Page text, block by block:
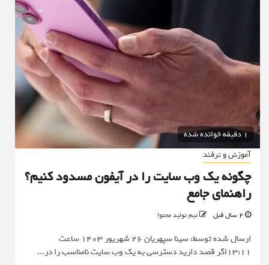
1 دقیقه خوانده شده
آموزش و ترفند
چگونه یک وب سایت را در آیفون مسدود کنیم؟
راهنمای جامع
تیم تولید محتوا
ارسال شده توسط: سینا سپهریان 26 شهریور 1403 ساعت
13:11اگر قصد دارید دسترسی به یک وب سایت نامناسب را در...